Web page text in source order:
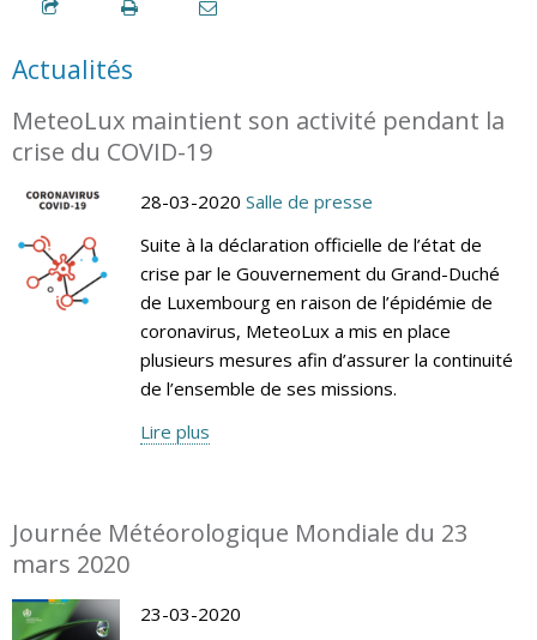
Actualités
MeteoLux maintient son activité pendant la
crise du COVID-19
28-03-2020 Salle de presse
Suite à la déclaration officielle de l’état de
crise par le Gouvernement du Grand-Duché
de Luxembourg en raison de l’épidémie de
coronavirus, MeteoLux a mis en place
plusieurs mesures afin d’assurer la continuité
de l’ensemble de ses missions.
Lire plus
Journée Météorologique Mondiale du 23
mars 2020
23-03-2020